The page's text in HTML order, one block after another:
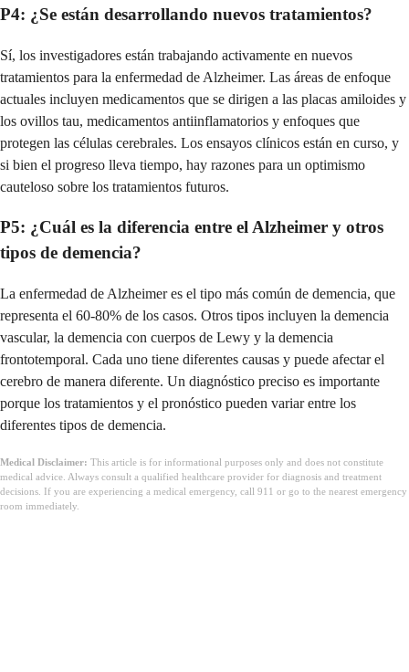
P4: ¿Se están desarrollando nuevos tratamientos?
Sí, los investigadores están trabajando activamente en nuevos
tratamientos para la enfermedad de Alzheimer. Las áreas de enfoque
actuales incluyen medicamentos que se dirigen a las placas amiloides y
los ovillos tau, medicamentos antiinflamatorios y enfoques que
protegen las células cerebrales. Los ensayos clínicos están en curso, y
si bien el progreso lleva tiempo, hay razones para un optimismo
cauteloso sobre los tratamientos futuros.
P5: ¿Cuál es la diferencia entre el Alzheimer y otros
tipos de demencia?
La enfermedad de Alzheimer es el tipo más común de demencia, que
representa el 60-80% de los casos. Otros tipos incluyen la demencia
vascular, la demencia con cuerpos de Lewy y la demencia
frontotemporal. Cada uno tiene diferentes causas y puede afectar el
cerebro de manera diferente. Un diagnóstico preciso es importante
porque los tratamientos y el pronóstico pueden variar entre los
diferentes tipos de demencia.
Medical Disclaimer: This article is for informational purposes only and does not constitute
medical advice. Always consult a qualified healthcare provider for diagnosis and treatment
decisions. If you are experiencing a medical emergency, call 911 or go to the nearest emergency
room immediately.